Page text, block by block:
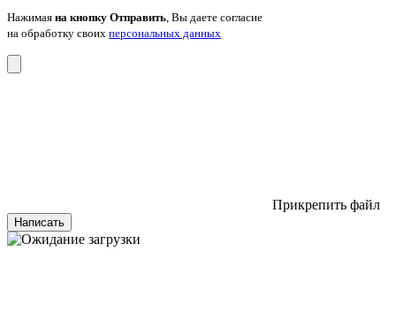
Нажимая на кнопку Отправить , Вы даете согласие
на обработку своих персональных данных
Прикрепить файл
Написать